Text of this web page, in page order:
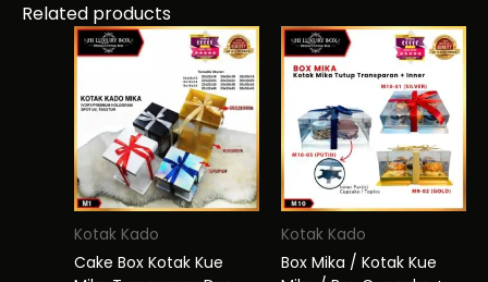
Related products
Kotak Kado
Cake Box Kotak Kue
Price
range:
Rp29.214
through
Rp45.993
This
product
has
multiple
variants.
The
options
may
chosen
on
Kotak Kado
Box Mika / Kotak Kue
This
product
has
multiple
variants.
The
options
may
chosen
on